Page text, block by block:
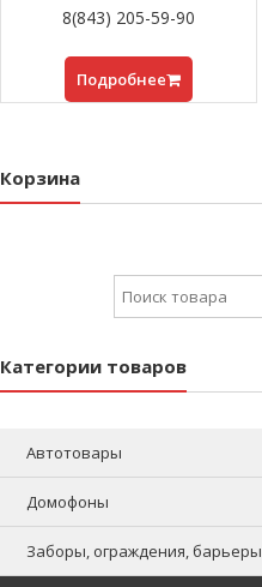
8(843) 205-59-90
Подробнее
Корзина
Search for:
Категории товаров
Автотовары
Домофоны
Заборы, ограждения, барьеры